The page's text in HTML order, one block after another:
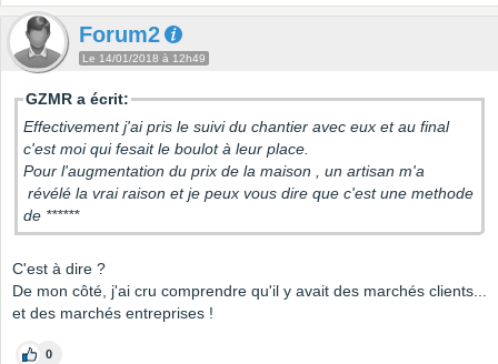
Forum2
Le 14/01/2018 à 12h49
GZMR a écrit:
Effectivement j'ai pris le suivi du chantier avec eux et au final
c'est moi qui fesait le boulot à leur place.
Pour l'augmentation du prix de la maison , un artisan m'a
révélé la vrai raison et je peux vous dire que c'est une methode
de ******
C'est à dire ?
De mon côté, j'ai cru comprendre qu'il y avait des marchés clients...
et des marchés entreprises !
0